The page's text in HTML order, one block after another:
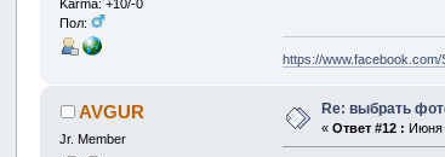
Karma: +10/-0
Пол:
https://www.facebook.com/
AVGUR
Jr. Member
Re: выбрать
«Ответ #12 : Июня